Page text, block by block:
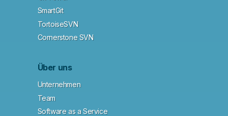
SmartGit
TortoiseSVN
Cornerstone SVN
Über uns
Unternehmen
Team
Software as a Service